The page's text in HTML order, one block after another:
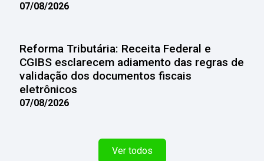
07/08/2026
Reforma Tributária: Receita Federal e
CGIBS esclarecem adiamento das regras de
validação dos documentos fiscais
eletrônicos
07/08/2026
Ver todos